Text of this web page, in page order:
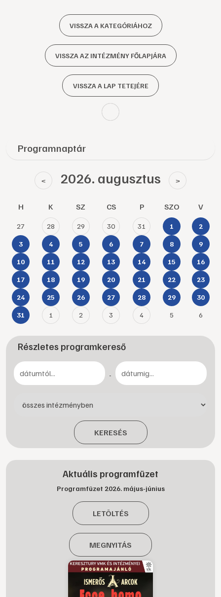
VISSZA A KATEGÓRIÁHOZ
VISSZA AZ INTÉZMÉNY FŐLAPJÁRA
VISSZA A LAP TETEJÉRE
Programnaptár
< 2026. augusztus >
H K SZ CS P SZO V
27 28 29 30 31 1 2
3 4 5 6 7 8 9
10 11 12 13 14 15 16
17 18 19 20 21 22 23
24 25 26 27 28 29 30
31 1 2 3 4 5 6
Részletes programkereső
-
KERESÉS
Aktuális programfüzet
Programfüzet 2026. május-június
LETÖLTÉS
MEGNYITÁS